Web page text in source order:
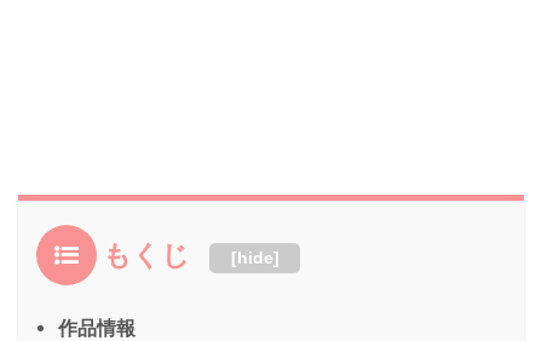
もくじ [hide]
作品情報